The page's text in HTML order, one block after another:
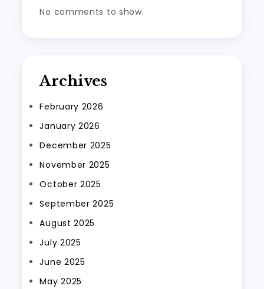
No comments to show.
Archives
February 2026
January 2026
December 2025
November 2025
October 2025
September 2025
August 2025
July 2025
June 2025
May 2025